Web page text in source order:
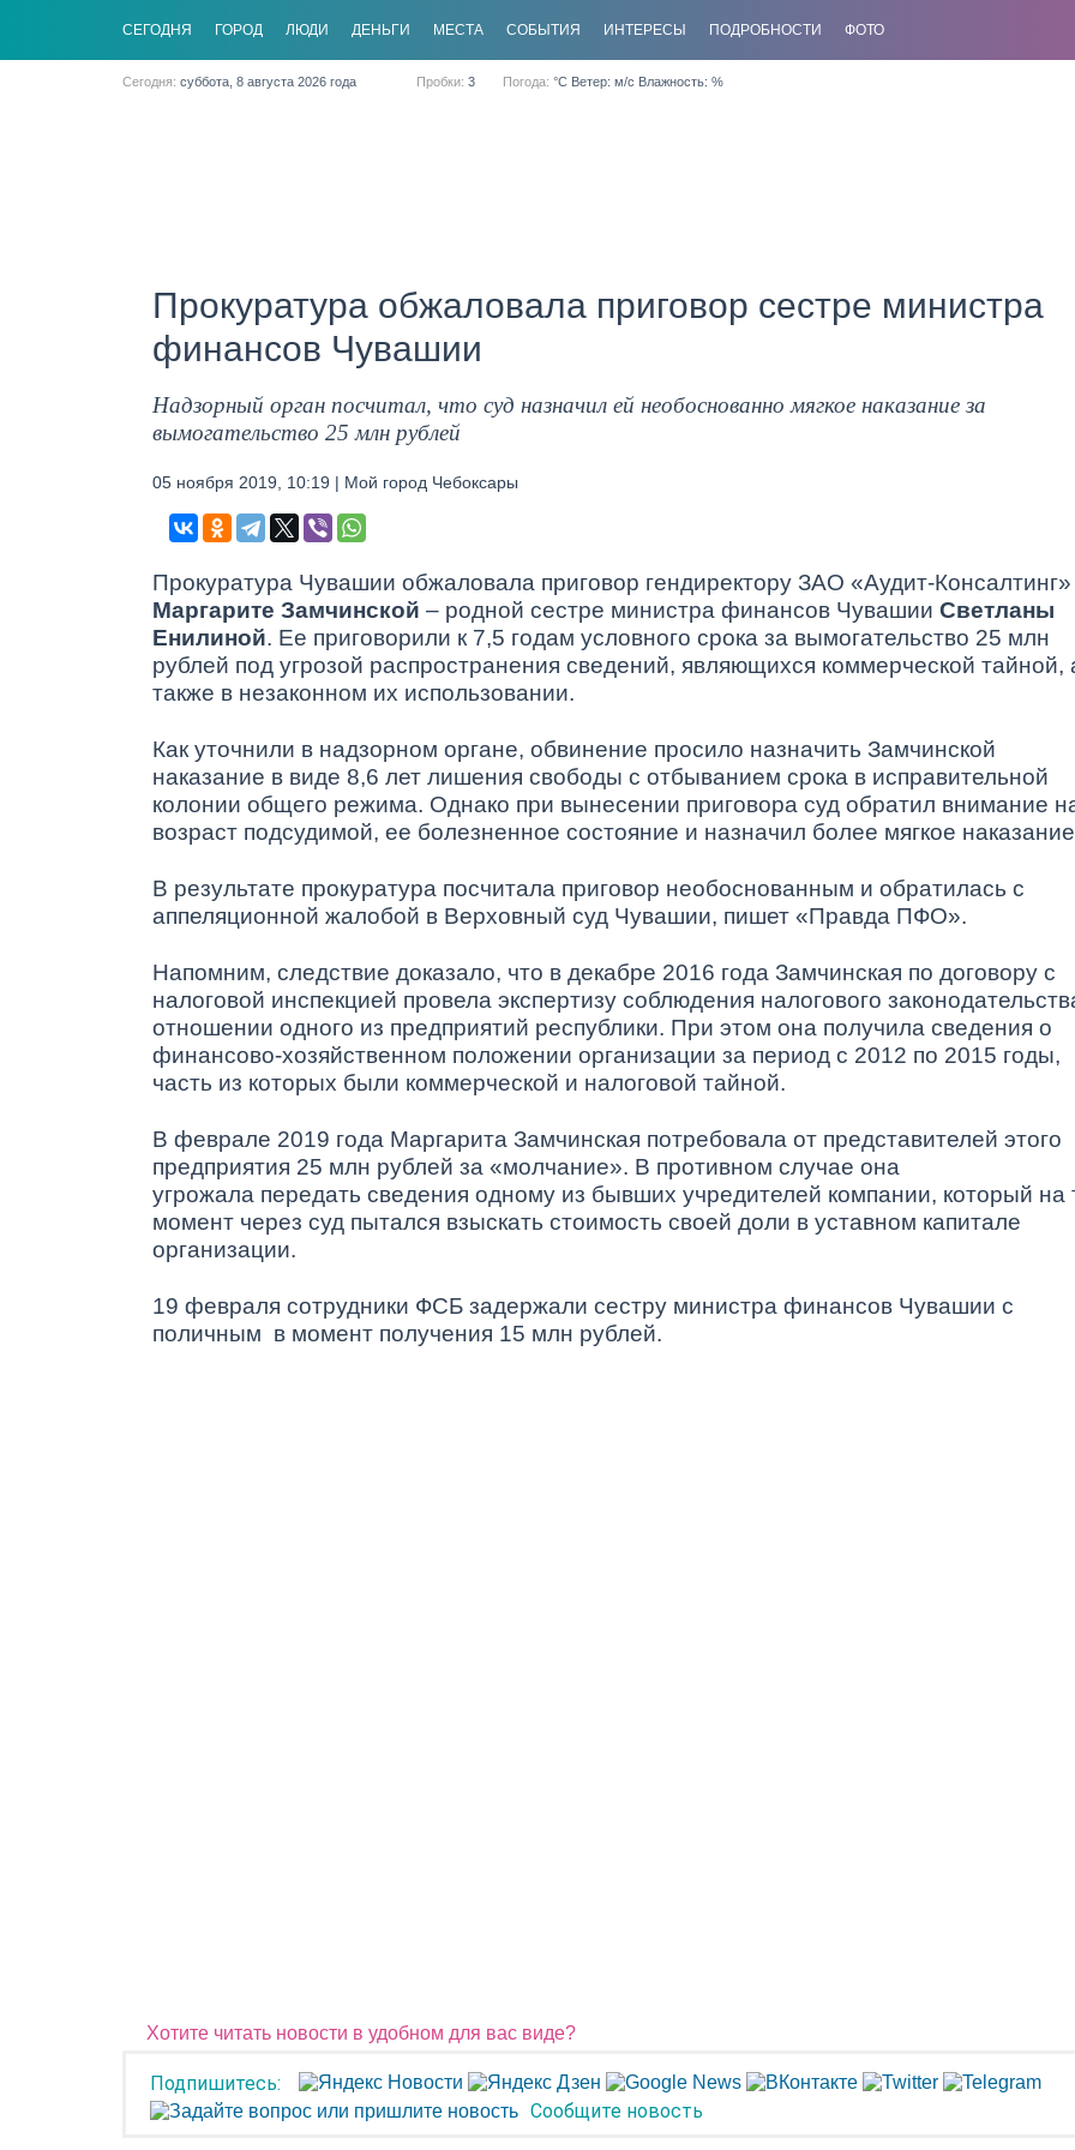
CЕГОДНЯ ГОРОД ЛЮДИ ДЕНЬГИ МЕСТА СОБЫТИЯ ИНТЕРЕСЫ ПОДРОБНОСТИ ФОТО
Сегодня: суббота, 8 августа 2026 года Пробки: 3 Погода: °C Ветер: м/с Влажность: %
Прокуратура обжаловала приговор сестре министра
финансов Чувашии
Надзорный орган посчитал, что суд назначил ей необоснованно мягкое наказание за
вымогательство 25 млн рублей
05 ноября 2019, 10:19 | Мой город Чебоксары
Прокуратура Чувашии обжаловала приговор гендиректору ЗАО «Аудит-Консалтинг»
Маргарите Замчинской – родной сестре министра финансов Чувашии Светланы
Енилиной. Ее приговорили к 7,5 годам условного срока за вымогательство 25 млн
рублей под угрозой распространения сведений, являющихся коммерческой тайной,
также в незаконном их использовании.
Как уточнили в надзорном органе, обвинение просило назначить Замчинской
наказание в виде 8,6 лет лишения свободы с отбыванием срока в исправительной
колонии общего режима. Однако при вынесении приговора суд обратил внимание
возраст подсудимой, ее болезненное состояние и назначил более мягкое
В результате прокуратура посчитала приговор необоснованным и обратилась с
аппеляционной жалобой в Верховный суд Чувашии, пишет «Правда ПФО».
Напомним, следствие доказало, что в декабре 2016 года Замчинская по договору с
налоговой инспекцией провела экспертизу соблюдения налогового
отношении одного из предприятий республики. При этом она получила сведения о
финансово-хозяйственном положении организации за период с 2012 по 2015 годы,
часть из которых были коммерческой и налоговой тайной.
В феврале 2019 года Маргарита Замчинская потребовала от представителей этого
предприятия 25 млн рублей за «молчание». В противном случае она
угрожала передать сведения одному из бывших учредителей компании, который на
момент через суд пытался взыскать стоимость своей доли в уставном капитале
организации.
19 февраля сотрудники ФСБ задержали сестру министра финансов Чувашии с
поличным в момент получения 15 млн рублей.
Хотите читать новости в удобном для вас виде?
Подпишитесь:
Сообщите новость